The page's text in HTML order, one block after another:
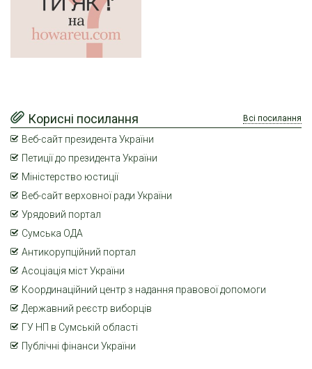
Корисні посилання Всі посилання
Веб-сайт президента України
Петиції до президента України
Міністерство юстиції
Веб-сайт верховної ради України
Урядовий портал
Сумська ОДА
Антикорупційний портал
Асоціація міст України
Координаційний центр з надання правової допомоги
Державний реєстр виборців
ГУ НП в Сумській області
Публічні фінанси України